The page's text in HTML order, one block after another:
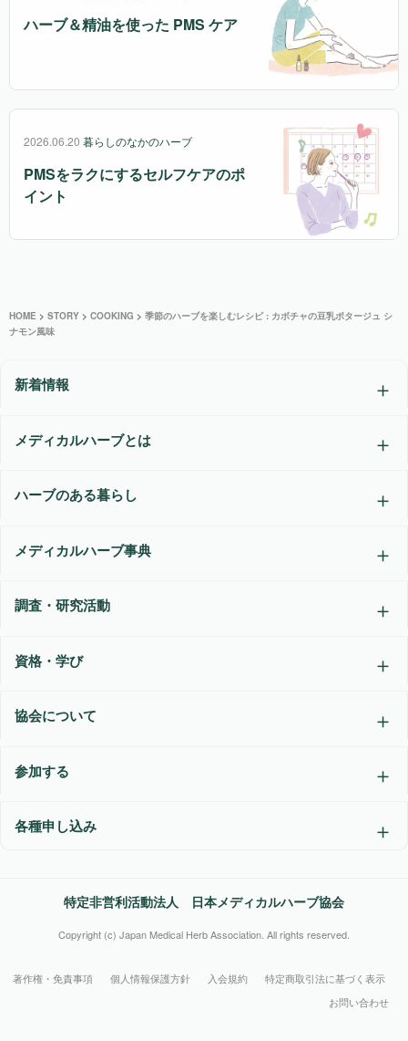
ハーブ＆精油を使った PMS ケア
2026.06.20 暮らしのなかのハーブ
PMSをラクにするセルフケアのポ
イント
HOME > STORY > COOKING > 季節のハーブを楽しむレシピ : カボチャの豆乳ポタージュ シ
ナモン風味
新着情報
メディカルハーブとは
ハーブのある暮らし
メディカルハーブ事典
調査・研究活動
資格・学び
協会について
参加する
各種申し込み
特定非営利活動法人 日本メディカルハーブ協会
Copyright (c) Japan Medical Herb Association. All rights reserved.
著作権・免責事項 個人情報保護方針 入会規約
特定商取引法に基づく表示
お問い合わせ